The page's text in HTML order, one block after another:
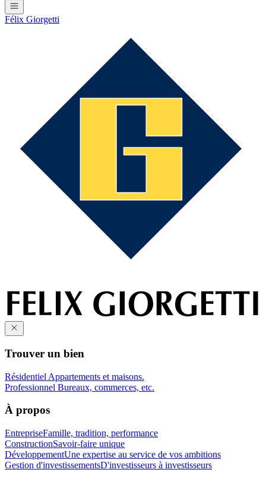
Félix Giorgetti
Trouver un bien
Résidentiel Appartements et maisons.
Professionnel Bureaux, commerces, etc.
À propos
EntrepriseFamille, tradition, performance
ConstructionSavoir-faire unique
DéveloppementUne expertise au service de vos ambitions
Gestion d'investissementsD'investisseurs à investisseurs